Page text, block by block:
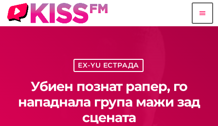
menu
EX-YU ЕСТРАДА
Убиен познат рапер, го
нападнала група мажи зад
сцената